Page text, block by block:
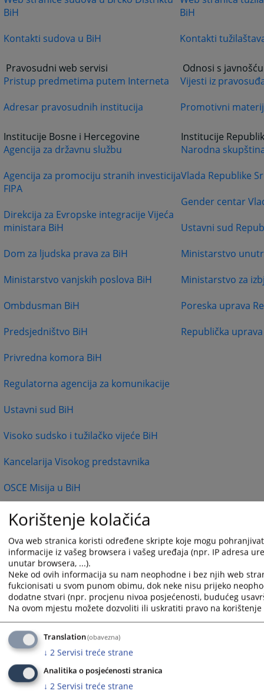
BiH
Kontakti sudova u BiH
BiH
Kontakti
Pravosudni web servisi
Odnosi s javnošću
Pristup predmetima putem Interneta
Adresar pravosudnih institucija
Vijesti iz
Promotivni
Institucije Bosne i Hercegovine
Institucije
Agencija za državnu službu
Agencija za promociju stranih investicija
FIPA
Direkcija za Evropske integracije Vijeća
ministara BiH
Dom za ljudska prava za BiH
Ministarstvo vanjskih poslova BiH
Ombdusman BiH
Predsjedništvo BiH
Privredna komora BiH
Regulatorna agencija za komunikacije
Ustavni sud BiH
Visoko sudsko i tužilačko vijeće BiH
Kancelarija Visokog predstavnika
OSCE Misija u BiH
Delegacija Evropske komisije u BiH
Komisija za imovinske zahtjeve
raseljenih lica i izbjeglica
UNHCR BiH
Narodna
Vlada Republike
Gender centar
Ustavni sud
Ministarstvo
Ministarstvo za
Poreska uprava
Republička
PREGLEDA
Korištenje kolačića
Ova web stranica koristi određene skripte koje mogu
informacije iz vašeg browsera i vašeg uređaja (npr. IP adresa
unutar browsera, ...).
Neke od ovih informacija su nam neophodne i bez njih web
fukcionisati u svom punom obimu, dok neke nisu prijeko
dodatne stvari (npr. procjenu nivoa posjećenosti, budućeg
Na ovom mjestu možete dozvoliti ili uskratiti pravo na
Translation(obavezna)
↓ 2 Servisi treće strane
Analitika o posjećenosti stranica
↓ 2 Servisi treće strane